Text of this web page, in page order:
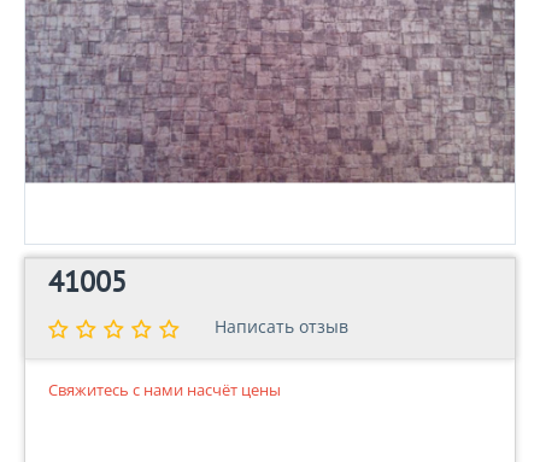
41005
Написать отзыв
Свяжитесь с нами насчёт цены
Написать отзыв